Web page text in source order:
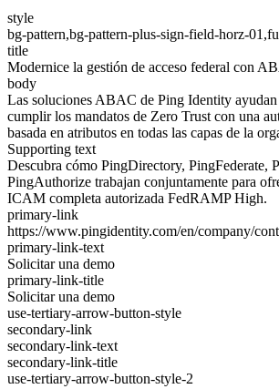
style
bg-pattern,bg-pattern-plus-sign-field-horz-
title
Modernice la gestión de acceso federal con
body
Las soluciones ABAC de Ping Identity ayudan
cumplir los mandatos de Zero Trust con una
basada en atributos en todas las capas de la
Supporting text
Descubra cómo PingDirectory, PingFederate,
PingAuthorize trabajan conjuntamente para
ICAM completa autorizada FedRAMP High.
primary-link
https://www.pingidentity.com/en/company/
primary-link-text
Solicitar una demo
primary-link-title
Solicitar una demo
use-tertiary-arrow-button-style
secondary-link
secondary-link-text
secondary-link-title
use-tertiary-arrow-button-style-2